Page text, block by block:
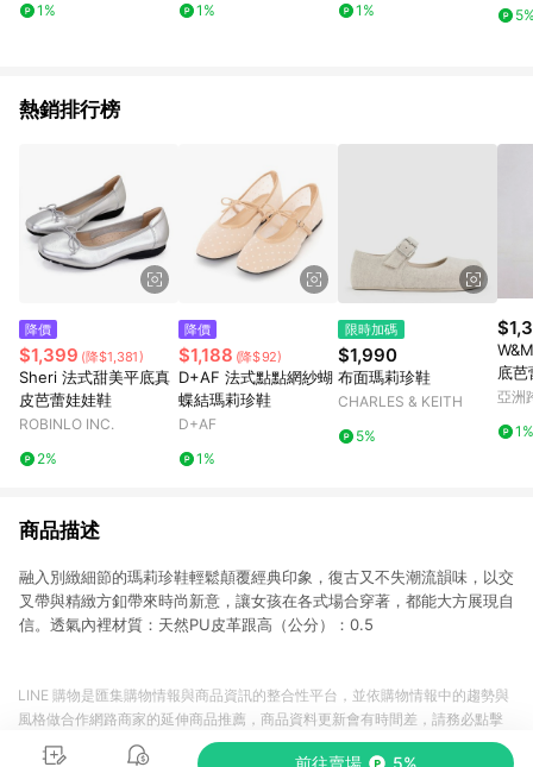
1%
1%
1%
熱銷排行榜
降價
$1,399 (降$1,381)
Sheri 法式甜美平底真
皮芭蕾娃娃鞋
ROBINLO INC.
2%
降價
$1,188 (降$92)
D+AF 法式點點網紗蝴
蝶結瑪莉珍鞋
D+AF
1%
限時加碼
$1,990
布面瑪莉珍鞋
CHARLES & KEITH
5%
底
亞洲
1%
商品描述
融入別緻細節的瑪莉珍鞋輕鬆顛覆經典印象，復古又不失潮流韻味，以交
叉帶與精緻方釦帶來時尚新意，讓女孩在各式場合穿著，都能大方展現自
信。透氣內裡材質：天然PU皮革跟高（公分）：0.5
前往賣場 5%
LINE 購物是匯集購物情報與商品資訊的整合性平台，並依購物情報中的趨勢與
風格做合作網路商家的延伸商品推薦，商品資料更新會有時間差，請務必點擊
商品至各合作網路商家，確認現售價與購物條件，一切資訊以合作廠商網頁為